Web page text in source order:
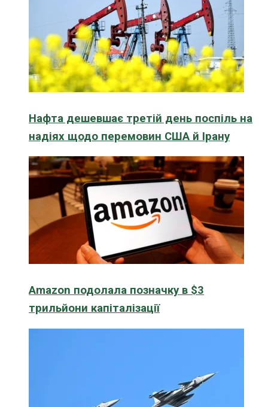
Нафта дешевшає третій день поспіль на
надіях щодо перемовин США й Ірану
Amazon подолала позначку в $3
трильйони капіталізації